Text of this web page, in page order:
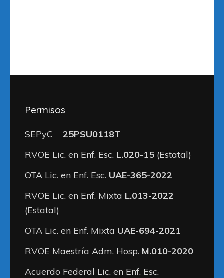
Permisos
SEPyC 25PSU0118T
RVOE Lic. en Enf. Esc. L.020-15 (Estatal)
OTA Lic. en Enf. Esc. UAE-365-2022
RVOE Lic. en Enf. Mixta L.013-2022
(Estatal)
OTA Lic. en Enf. Mixta UAE-694-2021
RVOE Maestría Adm. Hosp. M.010-2020
Acuerdo Federal Lic. en Enf. Esc.